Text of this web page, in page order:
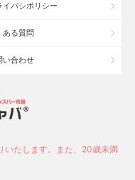
市のキャバクラ
イバシポリシー
ある質問
い合わせ
いたします。また、20歳未満